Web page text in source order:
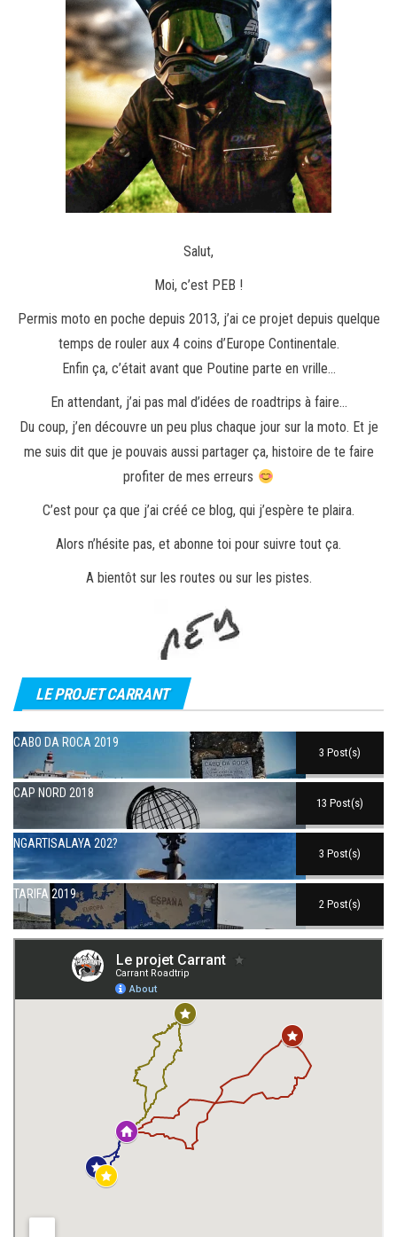
Salut,
Moi, c’est PEB !
Permis moto en poche depuis 2013, j’ai ce projet depuis quelque
temps de rouler aux 4 coins d’Europe Continentale.
Enfin ça, c’était avant que Poutine parte en vrille…
En attendant, j’ai pas mal d’idées de roadtrips à faire…
Du coup, j’en découvre un peu plus chaque jour sur la moto. Et je
me suis dit que je pouvais aussi partager ça, histoire de te faire
profiter de mes erreurs
C’est pour ça que j’ai créé ce blog, qui j’espère te plaira.
Alors n’hésite pas, et abonne toi pour suivre tout ça.
A bientôt sur les routes ou sur les pistes.
LE PROJET CARRANT
CABO DA ROCA 2019
3 Post(s)
CAP NORD 2018
13 Post(s)
NGARTISALAYA 202?
3 Post(s)
TARIFA 2019
2 Post(s)